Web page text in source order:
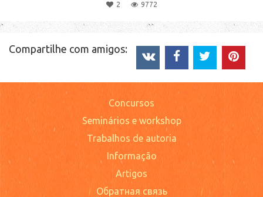
2 9772
Compartilhe com amigos:
Concursos
Seminários e workshop
Trabalhos de autoria
Informação
Artigos
Обратная связь